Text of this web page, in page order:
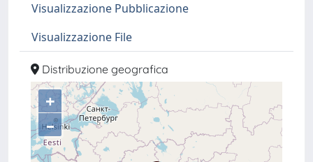
Visualizzazione Pubblicazione
Visualizzazione File
Distribuzione geografica
+
–